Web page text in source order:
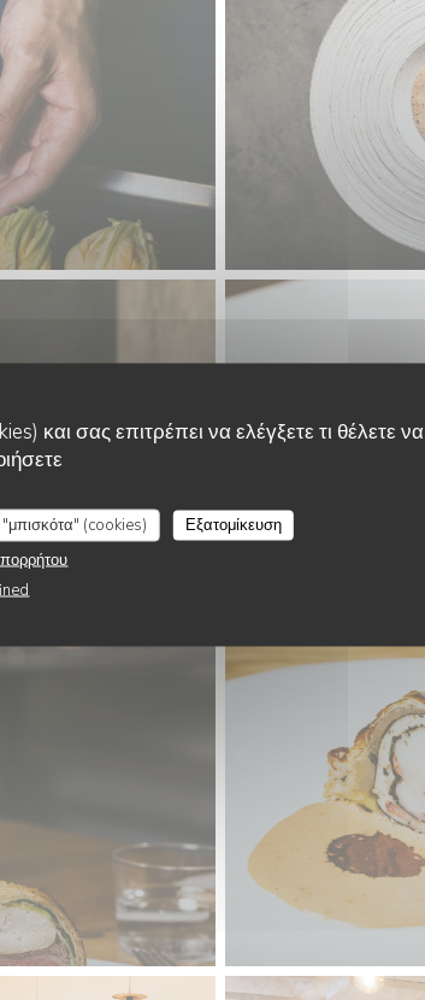
και σας επιτρέπει να ελέγξετε τι θέλετε να
(cookies)
Εξατομίκευση